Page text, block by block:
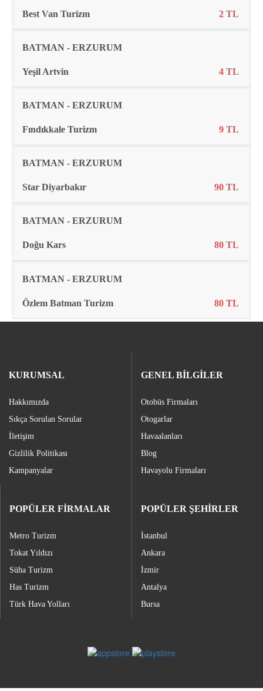
Best Van Turizm 2 TL
BATMAN - ERZURUM
Yeşil Artvin 4 TL
BATMAN - ERZURUM
Fındıkkale Turizm 9 TL
BATMAN - ERZURUM
Star Diyarbakır 90 TL
BATMAN - ERZURUM
Doğu Kars 80 TL
BATMAN - ERZURUM
Özlem Batman Turizm 80 TL
KURUMSAL
Hakkımızda
Sıkça Sorulan Sorular
İletişim
Gizlilik Politikası
Kampanyalar
GENEL BİLGİLER
Otobüs Firmaları
Otogarlar
Havaalanları
Blog
Havayolu Firmaları
POPÜLER FİRMALAR
Metro Turizm
Tokat Yıldızı
Süha Turizm
Has Turizm
Türk Hava Yolları
POPÜLER ŞEHİRLER
İstanbul
Ankara
İzmir
Antalya
Bursa